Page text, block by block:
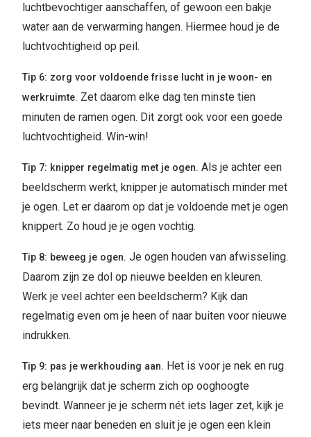
luchtbevochtiger aanschaffen, of gewoon een bakje
water aan de verwarming hangen. Hiermee houd je de
luchtvochtigheid op peil.
Tip 6: zorg voor voldoende frisse lucht in je woon- en
werkruimte. Zet daarom elke dag ten minste tien
minuten de ramen ogen. Dit zorgt ook voor een goede
luchtvochtigheid. Win-win!
Tip 7: knipper regelmatig met je ogen. Als je achter een
beeldscherm werkt, knipper je automatisch minder met
je ogen. Let er daarom op dat je voldoende met je ogen
knippert. Zo houd je je ogen vochtig.
Tip 8: beweeg je ogen. Je ogen houden van afwisseling.
Daarom zijn ze dol op nieuwe beelden en kleuren.
Werk je veel achter een beeldscherm? Kijk dan
regelmatig even om je heen of naar buiten voor nieuwe
indrukken.
Tip 9: pas je werkhouding aan. Het is voor je nek en rug
erg belangrijk dat je scherm zich op ooghoogte
bevindt. Wanneer je je scherm nét iets lager zet, kijk je
iets meer naar beneden en sluit je je ogen een klein